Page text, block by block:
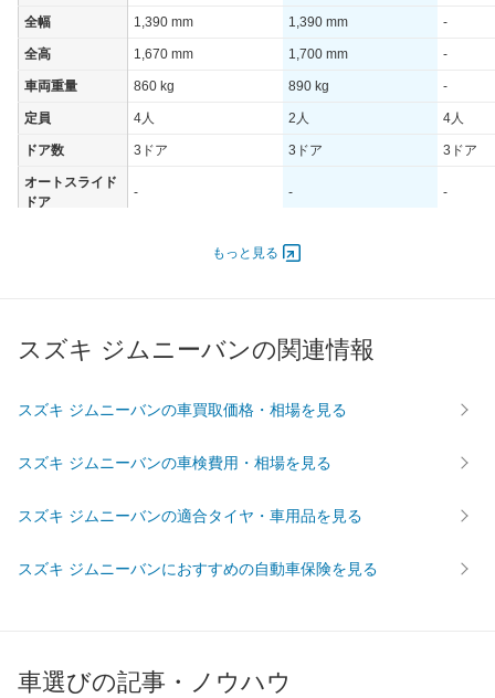
全幅 1,390 mm 1,390 mm -
全高 1,670 mm 1,700 mm -
車両重量 860 kg 890 kg -
定員 4人 2人 4人
ドア数 3ドア 3ドア 3ドア
オートスライド
ドア
- - -
- [-]/ -
タイヤ
後輪サイズ - -
WLTC/市街地 - -
WLTC/高速道路 - -
60km定地 -
もっと見る
スズキ ジムニーバンの関連情報
スズキ ジムニーバンの車買取価格・相場を見る
スズキ ジムニーバンの車検費用・相場を見る
スズキ ジムニーバンの適合タイヤ・車用品を見る
スズキ ジムニーバンにおすすめの自動車保険を見る
車選びの記事・ノウハウ